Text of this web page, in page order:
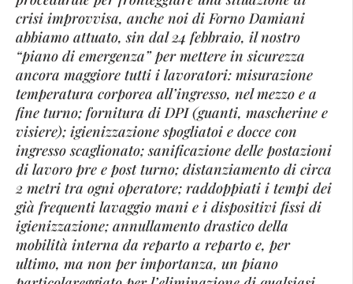
crisi improvvisa, anche noi di Forno Damiani
abbiamo attuato, sin dal 24 febbraio, il nostro
“piano di emergenza” per mettere in sicurezza
ancora maggiore tutti i lavoratori: misurazione
temperatura corporea all’ingresso, nel mezzo e a
fine turno; fornitura di DPI (guanti, mascherine e
visiere); igienizzazione spogliatoi e docce con
ingresso scaglionato; sanificazione delle postazioni
di lavoro pre e post turno; distanziamento di circa
2 metri tra ogni operatore; raddoppiati i tempi dei
già frequenti lavaggio mani e i dispositivi fissi di
igienizzazione; annullamento drastico della
mobilità interna da reparto a reparto e, per
ultimo, ma non per importanza, un piano